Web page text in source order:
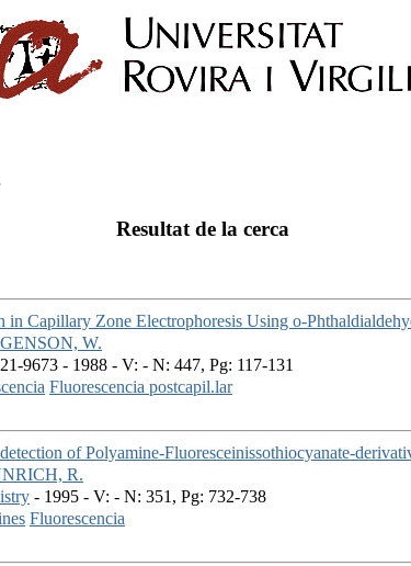
Resultat de la cerca
in Capillary Zone Electrophoresis Using o-
W.
9673 - 1988 - V: - N: 447, Pg: 117-131
Fluorescencia postcapil.lar
of Polyamine-Fluoresceinissothiocyanate-
R.
- 1995 - V: - N: 351, Pg: 732-738
Fluorescencia